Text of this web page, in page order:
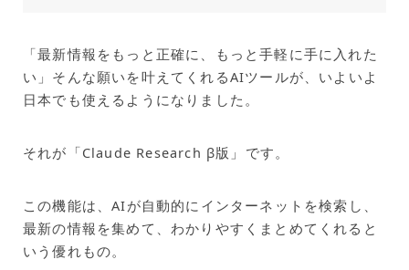
「最新情報をもっと正確に、もっと手軽に手に入れた
い」そんな願いを叶えてくれるAIツールが、いよいよ
日本でも使えるようになりました。
それが「Claude Research β版」です。
この機能は、AIが自動的にインターネットを検索し、
最新の情報を集めて、わかりやすくまとめてくれると
いう優れもの。